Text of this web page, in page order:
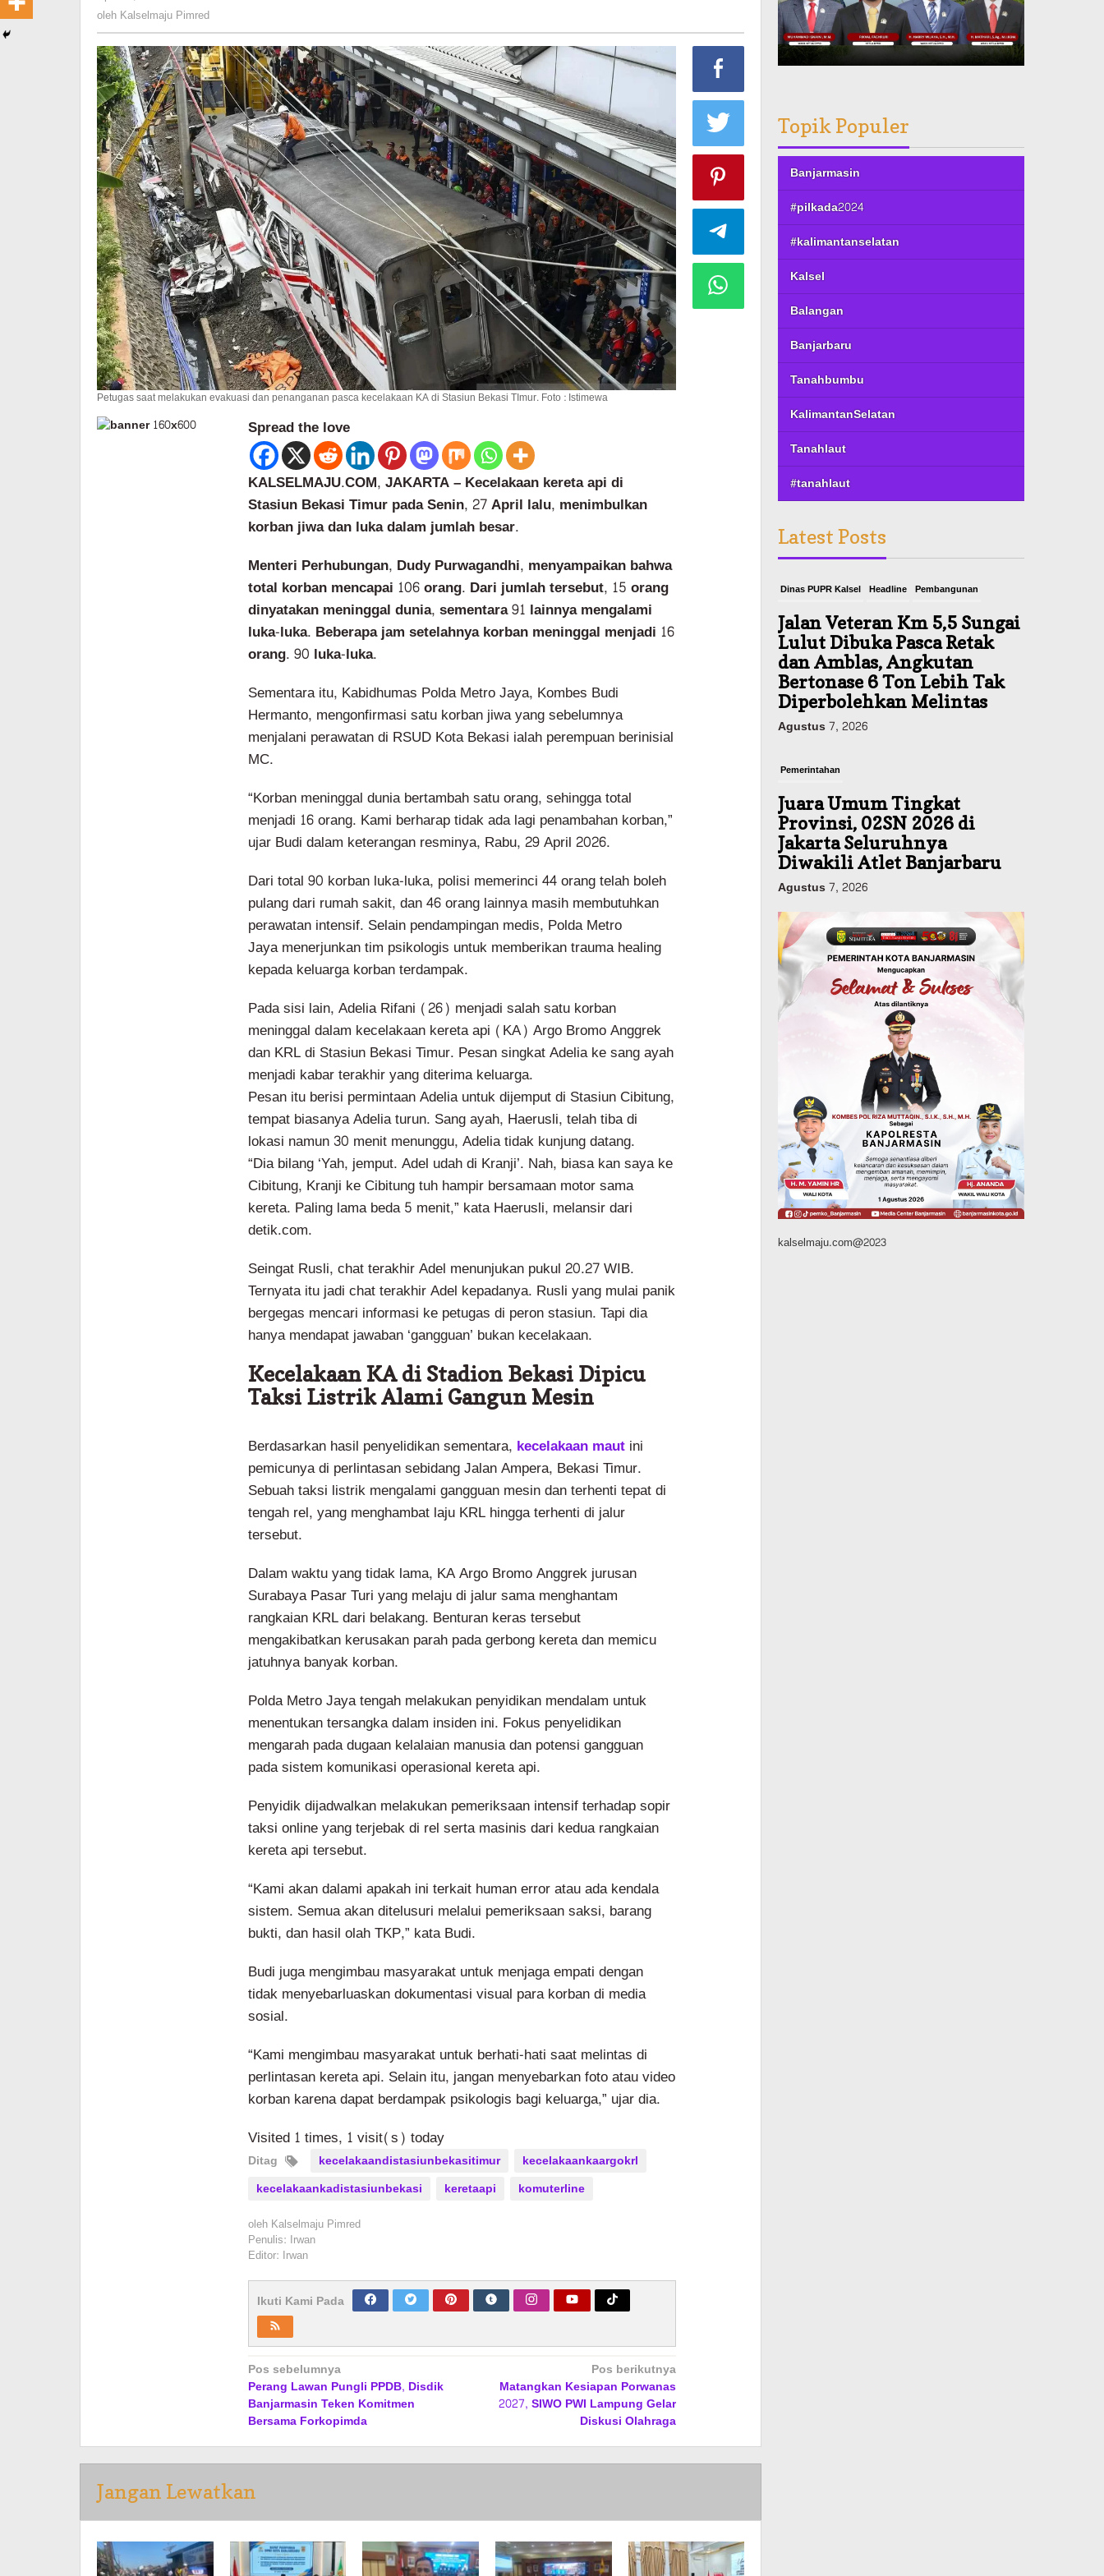
Jemput.
Adel
Udah
di
Kranji'
Kalselmaju
Pimred
oleh Kalselmaju Pimred
Petugas saat melakukan evakuasi dan penanganan pasca kecelakaan KA di Stasiun Bekasi TImur. Foto : Istimewa
Spread the love
KALSELMAJU.COM, JAKARTA – Kecelakaan kereta api di
Stasiun Bekasi Timur pada Senin, 27 April lalu, menimbulkan
korban jiwa dan luka dalam jumlah besar.
Menteri Perhubungan, Dudy Purwagandhi, menyampaikan bahwa
total korban mencapai 106 orang. Dari jumlah tersebut, 15 orang
dinyatakan meninggal dunia, sementara 91 lainnya mengalami
luka-luka. Beberapa jam setelahnya korban meninggal menjadi 16
orang. 90 luka-luka.
Sementara itu, Kabidhumas Polda Metro Jaya, Kombes Budi
Hermanto, mengonfirmasi satu korban jiwa yang sebelumnya
menjalani perawatan di RSUD Kota Bekasi ialah perempuan berinisial
MC.
“Korban meninggal dunia bertambah satu orang, sehingga total
menjadi 16 orang. Kami berharap tidak ada lagi penambahan korban,”
ujar Budi dalam keterangan resminya, Rabu, 29 April 2026.
Dari total 90 korban luka-luka, polisi memerinci 44 orang telah boleh
pulang dari rumah sakit, dan 46 orang lainnya masih membutuhkan
perawatan intensif. Selain pendampingan medis, Polda Metro
Jaya menerjunkan tim psikologis untuk memberikan trauma healing
kepada keluarga korban terdampak.
Pada sisi lain, Adelia Rifani (26) menjadi salah satu korban
meninggal dalam kecelakaan kereta api (KA) Argo Bromo Anggrek
dan KRL di Stasiun Bekasi Timur. Pesan singkat Adelia ke sang ayah
menjadi kabar terakhir yang diterima keluarga.
Pesan itu berisi permintaan Adelia untuk dijemput di Stasiun Cibitung,
tempat biasanya Adelia turun. Sang ayah, Haerusli, telah tiba di
lokasi namun 30 menit menunggu, Adelia tidak kunjung datang.
“Dia bilang ‘Yah, jemput. Adel udah di Kranji’. Nah, biasa kan saya ke
Cibitung, Kranji ke Cibitung tuh hampir bersamaan motor sama
kereta. Paling lama beda 5 menit,” kata Haerusli, melansir dari
detik.com.
Seingat Rusli, chat terakhir Adel menunjukan pukul 20.27 WIB.
Ternyata itu jadi chat terakhir Adel kepadanya. Rusli yang mulai panik
bergegas mencari informasi ke petugas di peron stasiun. Tapi dia
hanya mendapat jawaban ‘gangguan’ bukan kecelakaan.
Kecelakaan KA di Stadion Bekasi Dipicu
Taksi Listrik Alami Gangun Mesin
Berdasarkan hasil penyelidikan sementara, kecelakaan mautini
pemicunya di perlintasan sebidang Jalan Ampera, Bekasi Timur.
Sebuah taksi listrik mengalami gangguan mesin dan terhenti tepat di
tengah rel, yang menghambat laju KRL hingga terhenti di jalur
tersebut.
Dalam waktu yang tidak lama, KA Argo Bromo Anggrek jurusan
Surabaya Pasar Turi yang melaju di jalur sama menghantam
rangkaian KRL dari belakang. Benturan keras tersebut
mengakibatkan kerusakan parah pada gerbong kereta dan memicu
jatuhnya banyak korban.
Polda Metro Jaya tengah melakukan penyidikan mendalam untuk
menentukan tersangka dalam insiden ini. Fokus penyelidikan
mengarah pada dugaan kelalaian manusia dan potensi gangguan
pada sistem komunikasi operasional kereta api.
Penyidik dijadwalkan melakukan pemeriksaan intensif terhadap sopir
taksi online yang terjebak di rel serta masinis dari kedua rangkaian
kereta api tersebut.
“Kami akan dalami apakah ini terkait human error atau ada kendala
sistem. Semua akan ditelusuri melalui pemeriksaan saksi, barang
bukti, dan hasil olah TKP,” kata Budi.
Budi juga mengimbau masyarakat untuk menjaga empati dengan
tidak menyebarluaskan dokumentasi visual para korban di media
sosial.
“Kami mengimbau masyarakat untuk berhati-hati saat melintas di
perlintasan kereta api. Selain itu, jangan menyebarkan foto atau video
korban karena dapat berdampak psikologis bagi keluarga,” ujar dia.
Visited 1 times, 1 visit(s) today
Ditag kecelakaandistasiunbekasitimur
kecelakaankaargokrl
kecelakaankadistasiunbekasi
keretaapi komuterline
oleh Kalselmaju Pimred
Penulis: Irwan
Editor: Irwan
Ikuti Kami Pada
Navigasi
pos
Pos sebelumnya
Perang Lawan Pungli PPDB, Disdik
Banjarmasin Teken Komitmen
Bersama Forkopimda
Pos berikutnya
Matangkan Kesiapan Porwanas
2027, SIWO PWI Lampung Gelar
Diskusi Olahraga
Jangan Lewatkan
Topik Populer
Banjarmasin
#pilkada2024
#kalimantanselatan
Kalsel
Balangan
Banjarbaru
Tanahbumbu
KalimantanSelatan
Tanahlaut
#tanahlaut
Latest Posts
Dinas PUPR Kalsel Headline Pembangunan
Jalan Veteran Km 5,5 Sungai
Lulut Dibuka Pasca Retak
dan Amblas, Angkutan
Bertonase 6 Ton Lebih Tak
Diperbolehkan Melintas
Agustus 7, 2026
Pemerintahan
Juara Umum Tingkat
Provinsi, 02SN 2026 di
Jakarta Seluruhnya
Diwakili Atlet Banjarbaru
Agustus 7, 2026
Headline Investasi & Keuangan
KUA-PPAS 2027 Banjarbaru
Defisit 170 Miliar,
Pendapatan 1,2 Triliun
Belanja 1,37 Triliun, Tutup
Kekurangan dari SiLPA
Agustus 7, 2026
Kalsel
Operasi Sikat Intan 2026
Berakhir, Polda Kalsel
Amankan Ribuan Miras
Hingga Beberapa Tuak
kalselmaju.com@2023